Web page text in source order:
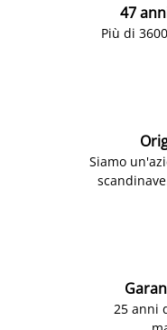
47
Più di
Siamo
25 anni